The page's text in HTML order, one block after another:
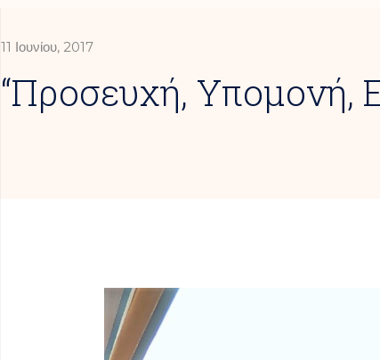
11 Ιουνίου, 2017
“Προσευχή, Υπομονή,